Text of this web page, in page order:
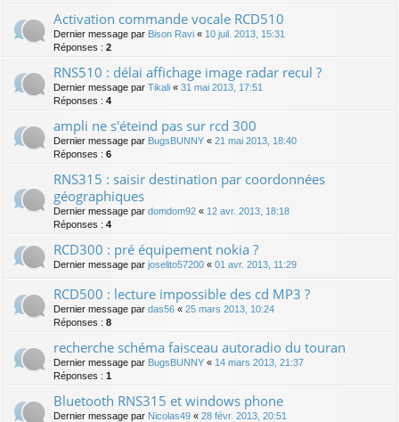
Activation commande vocale RCD510
Dernier message par Bison Ravi « 10 juil. 2013, 15:31
Réponses : 2
RNS510 : délai affichage image radar recul ?
Dernier message par Tikali « 31 mai 2013, 17:51
Réponses : 4
ampli ne s'éteind pas sur rcd 300
Dernier message par BugsBUNNY « 21 mai 2013, 18:40
Réponses : 6
RNS315 : saisir destination par coordonnées
géographiques
Dernier message par domdom92 « 12 avr. 2013, 18:18
Réponses : 4
RCD300 : pré équipement nokia ?
Dernier message par joselito57200 « 01 avr. 2013, 11:29
RCD500 : lecture impossible des cd MP3 ?
Dernier message par das56 « 25 mars 2013, 10:24
Réponses : 8
recherche schéma faisceau autoradio du touran
Dernier message par BugsBUNNY « 14 mars 2013, 21:37
Réponses : 1
Bluetooth RNS315 et windows phone
Dernier message par Nicolas49 « 28 févr. 2013, 20:51